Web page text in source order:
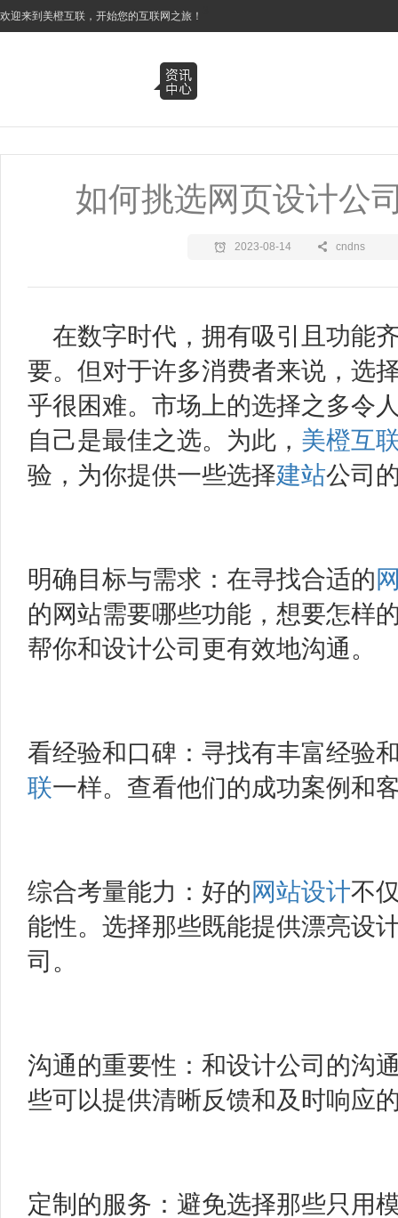
欢迎来到美橙互联，开始您的互联网之旅！
如何挑选网页设计公
2023-08-14 cndns
在数字时代，拥有吸引且功能
要。但对于许多消费者来说，选
乎很困难。市场上的选择之多令
自己是最佳之选。为此， 美橙互
验，为你提供一些选择建站公司
明确目标与需求：在寻找合适的
的网站需要哪些功能，想要怎样
帮你和设计公司更有效地沟通。
看经验和口碑：寻找有丰富经验
联一样。查看他们的成功案例和
综合考量能力：好的网站设计不
能性。选择那些既能提供漂亮设
司。
沟通的重要性：和设计公司的沟
些可以提供清晰反馈和及时响应
定制的服务：避免选择那些只用